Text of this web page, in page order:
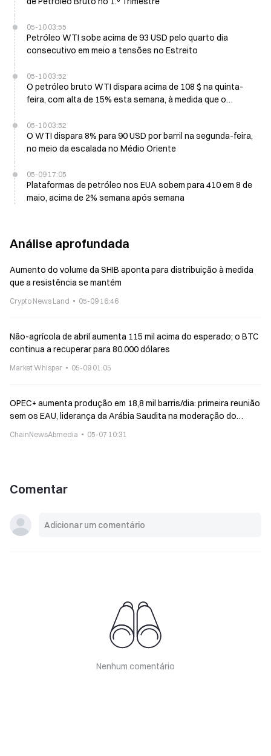
05-10 03:55
Petróleo WTI sobe acima de 93 USD pelo quarto dia
consecutivo em meio a tensões no Estreito
05-10 03:52
O petróleo bruto WTI dispara acima de 108 $ na quinta-
feira, com alta de 15% esta semana, à medida que o
efetiva
05-10 03:52
O WTI dispara 8% para 90 USD por barril na segunda-feira,
no meio da escalada no Médio Oriente
05-09 17:05
Plataformas de petróleo nos EUA sobem para 410 em 8 de
maio, acima de 2% semana após semana
Análise aprofundada
Aumento do volume da SHIB aponta para distribuição à medida
que a resistência se mantém
Crypto News Land 05-09 16:46
Não-agrícola de abril aumenta 115 mil acima do esperado; o BTC
continua a recuperar para 80.000 dólares
Market Whisper 05-09 01:05
OPEC+ aumenta produção em 18,8 mil barris/dia: primeira reunião
sem os EAU, liderança da Arábia Saudita na moderação do
ChainNewsAbmedia 05-07 10:31
Comentar
Nenhum comentário